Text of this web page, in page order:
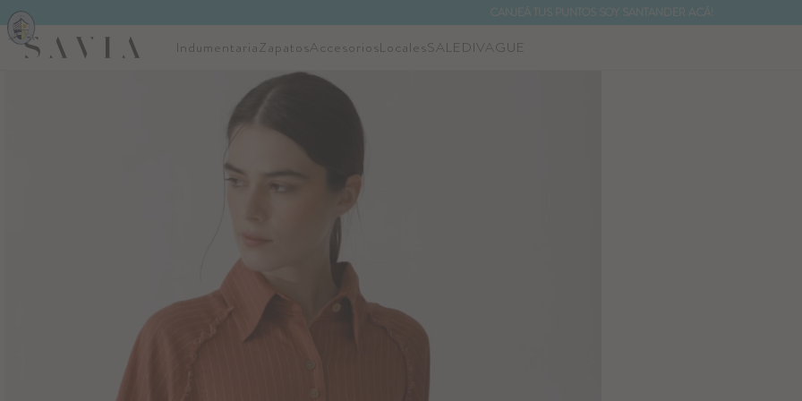
CANJEÁ TUS PUNTOS SOY SANTANDER ACÁ!
IndumentariaZapatosAccesoriosLocalesSALEDIVAGUE